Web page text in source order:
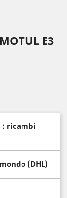
E3
: ricambi
(DHL)